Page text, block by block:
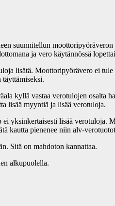
suunnitellun
ja vero käytännössä
lisätä. Moottoripyörävero ei
täyttämiseksi.
kyllä vastaa verotulojen osalta
lisää myyntiä ja lisää verotuloja.
yksinkertaisesti lisää
kautta pienenee niin alv-
Sitä on mahdoton kannattaa.
alkupuolella.